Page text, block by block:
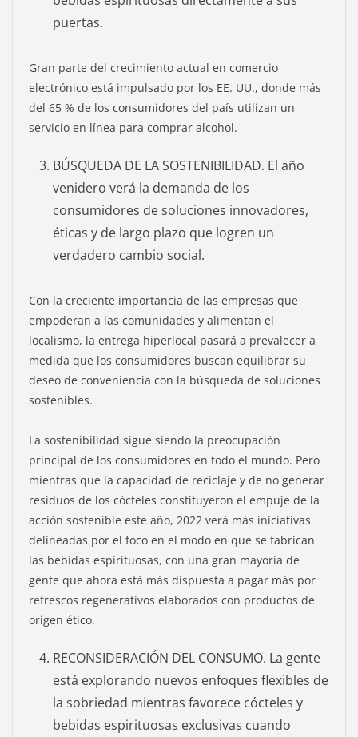
puertas.
Gran parte del crecimiento actual en comercio
electrónico está impulsado por los EE. UU., donde más
del 65 % de los consumidores del país utilizan un
servicio en línea para comprar alcohol.
BÚSQUEDA DE LA SOSTENIBILIDAD. El año
venidero verá la demanda de los
consumidores de soluciones innovadores,
éticas y de largo plazo que logren un
verdadero cambio social.
Con la creciente importancia de las empresas que
empoderan a las comunidades y alimentan el
localismo, la entrega hiperlocal pasará a prevalecer a
medida que los consumidores buscan equilibrar su
deseo de conveniencia con la búsqueda de soluciones
sostenibles.
La sostenibilidad sigue siendo la preocupación
principal de los consumidores en todo el mundo. Pero
mientras que la capacidad de reciclaje y de no generar
residuos de los cócteles constituyeron el empuje de la
acción sostenible este año, 2022 verá más iniciativas
delineadas por el foco en el modo en que se fabrican
las bebidas espirituosas, con una gran mayoría de
gente que ahora está más dispuesta a pagar más por
refrescos regenerativos elaborados con productos de
origen ético.
RECONSIDERACIÓN DEL CONSUMO. La gente
está explorando nuevos enfoques flexibles de
la sobriedad mientras favorece cócteles y
bebidas espirituosas exclusivas cuando